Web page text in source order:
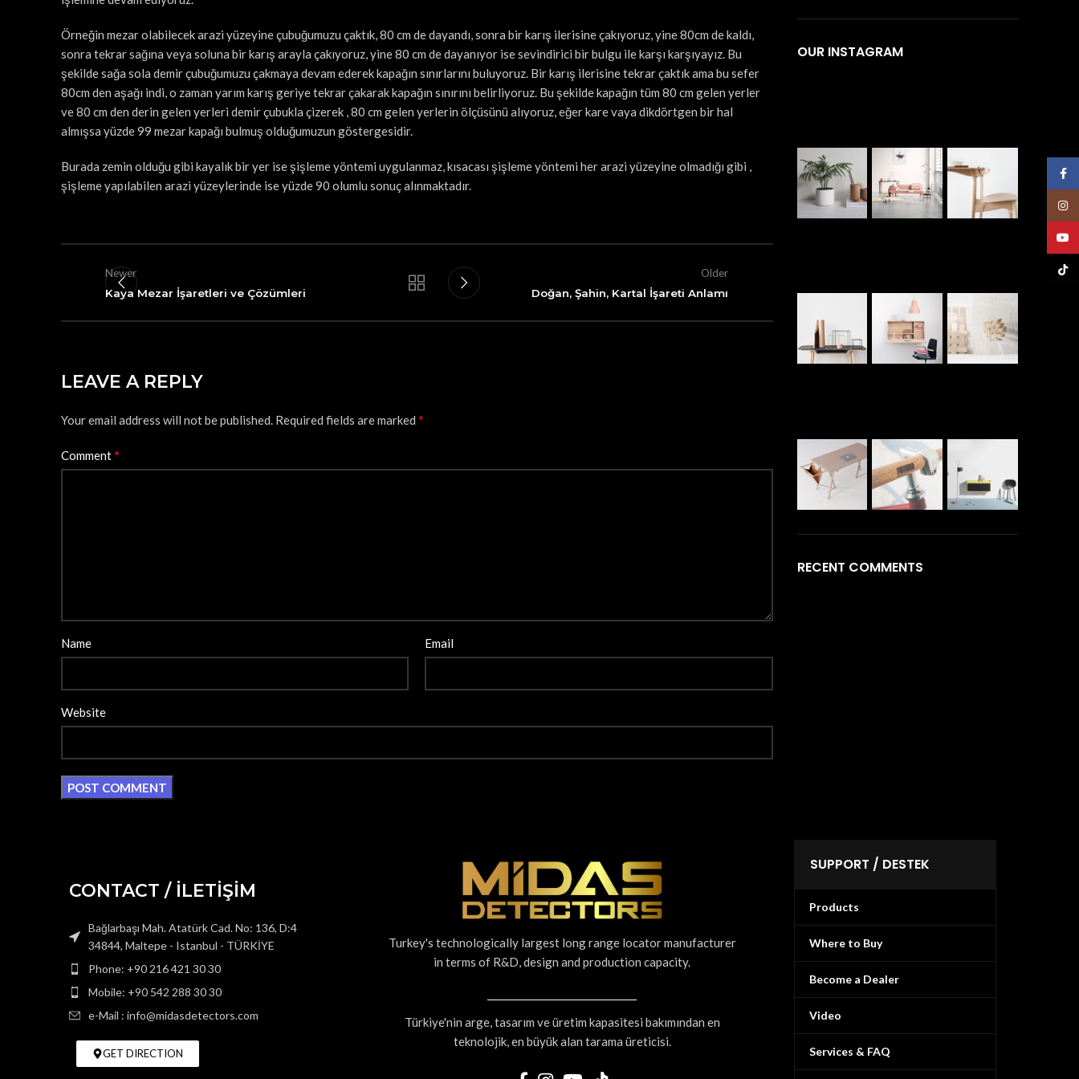
Örneğin mezar olabilecek arazi yüzeyine çubuğumuzu çaktık, 80 cm de dayandı, sonra bir karış ilerisine çakıyoruz, yine 80cm de kaldı,
sonra tekrar sağına veya soluna bir karış arayla çakıyoruz, yine 80 cm de dayanıyor ise sevindirici bir bulgu ile karşı karşıyayız. Bu
şekilde sağa sola demir çubuğumuzu çakmaya devam ederek kapağın sınırlarını buluyoruz. Bir karış ilerisine tekrar çaktık ama bu sefer
80cm den aşağı indi, o zaman yarım karış geriye tekrar çakarak kapağın sınırını belirliyoruz. Bu şekilde kapağın tüm 80 cm gelen yerler
ve 80 cm den derin gelen yerleri demir çubukla çizerek , 80 cm gelen yerlerin ölçüsünü alıyoruz, eğer kare vaya dikdörtgen bir hal
almışsa yüzde 99 mezar kapağı bulmuş olduğumuzun göstergesidir.
Burada zemin olduğu gibi kayalık bir yer ise şişleme yöntemi uygulanmaz, kısacası şişleme yöntemi her arazi yüzeyine olmadığı gibi ,
şişleme yapılabilen arazi yüzeylerinde ise yüzde 90 olumlu sonuç alınmaktadır.
Newer
Kaya Mezar İşaretleri ve Çözümleri
Older
Doğan, Şahin, Kartal İşareti Anlamı
LEAVE A REPLY
Your email address will not be published. Required fields are marked *
Comment*
Name Email
Website
OUR INSTAGRAM
RECENT COMMENTS
CONTACT / İLETİŞİM
Bağlarbaşı Mah. Atatürk Cad. No: 136, D:4
34844, Maltepe - Istanbul - TÜRKİYE
Phone: +90 216 421 30 30
Mobile: +90 542 288 30 30
e-Mail : info@midasdetectors.com
GET DIRECTION
Turkey's technologically largest long range locator manufacturer
in terms of R&D, design and production capacity.
Türkiye'nin arge, tasarım ve üretim kapasitesi bakımından en
teknolojik, en büyük alan tarama üreticisi.
SUPPORT / DESTEK
Products
Where to Buy
Become a Dealer
Video
Services & FAQ